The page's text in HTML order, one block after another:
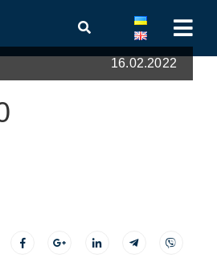
16.02.2022